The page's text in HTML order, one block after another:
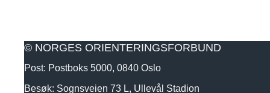
© NORGES ORIENTERINGSFORBUND
Post: Postboks 5000, 0840 Oslo
Besøk: Sognsveien 73 L, Ullevål Stadion